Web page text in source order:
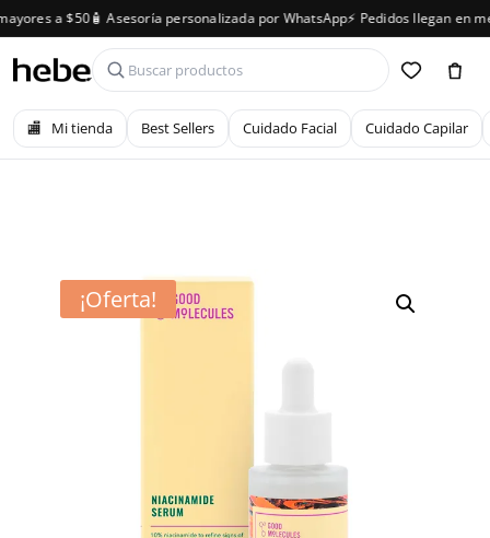
a $50🧴 Asesoría personalizada por WhatsApp⚡ Pedidos llegan en
🏬 Mi tienda Best Sellers Cuidado Facial Cuidado Capilar
¡Oferta!